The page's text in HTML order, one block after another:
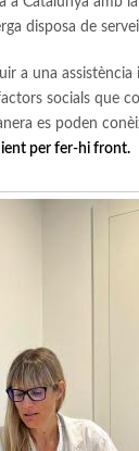
disposa de
a una
socials que
es poden
per fer-hi front.